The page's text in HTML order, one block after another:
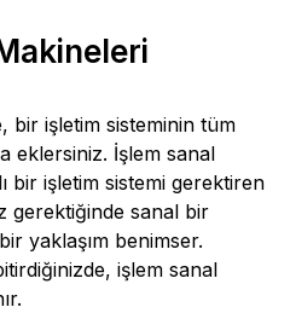
bir işletim sisteminin tüm
eklersiniz. İşlem sanal
bir işletim sistemi gerektiren
gerektiğinde sanal bir
yaklaşım benimser.
işlem sanal